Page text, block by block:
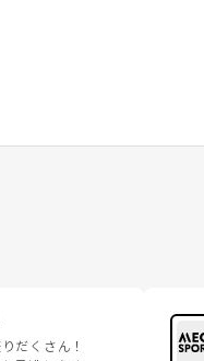
だくさん！